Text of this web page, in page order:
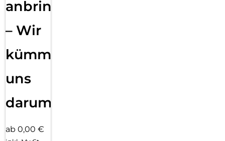
anbringen
– Wir
kümmern
uns
darum!
ab 0,00 €